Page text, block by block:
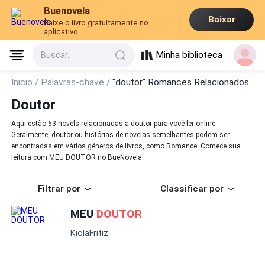
Buenovela
Baixe o livro gratuitamente no
aplicativo
Baixar
Buscar... Minha biblioteca
Inicio / Palavras-chave /"doutor" Romances Relacionados
Doutor
Aqui estão 63 novels relacionadas a doutor para você ler online.
Geralmente, doutor ou histórias de novelas semelhantes podem ser
encontradas em vários gêneros de livros, como Romance. Comece sua
leitura com MEU DOUTOR no BueNovela!
Filtrar por Classificar por
MEU DOUTOR
KiolaFritiz